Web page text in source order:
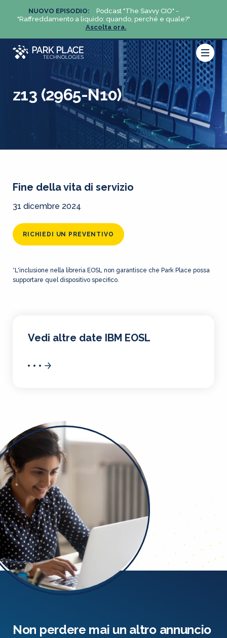
NUOVO EPISODIO:
Podcast "The Savvy CIO" -
"Raffreddamento a liquido: quando, perché e quale?"
Ascolta ora.
z13 (2965-N10)
Fine della vita di servizio
31 dicembre 2024
RICHIEDI UN PREVENTIVO
*L'inclusione nella libreria EOSL non garantisce che Park Place possa
supportare quel dispositivo specifico.
Vedi altre date IBM EOSL
Non perdere mai un altro annuncio